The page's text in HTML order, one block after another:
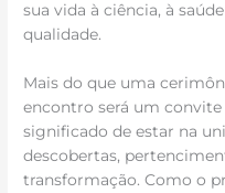
sua vida à ciência, à
qualidade.
Mais do que uma
encontro será um convite
significado de estar na
descobertas,
transformação. Como o